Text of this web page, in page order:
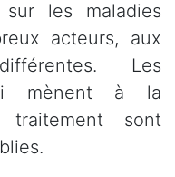
les maladies
acteurs, aux
Les
mènent à la
traitement sont